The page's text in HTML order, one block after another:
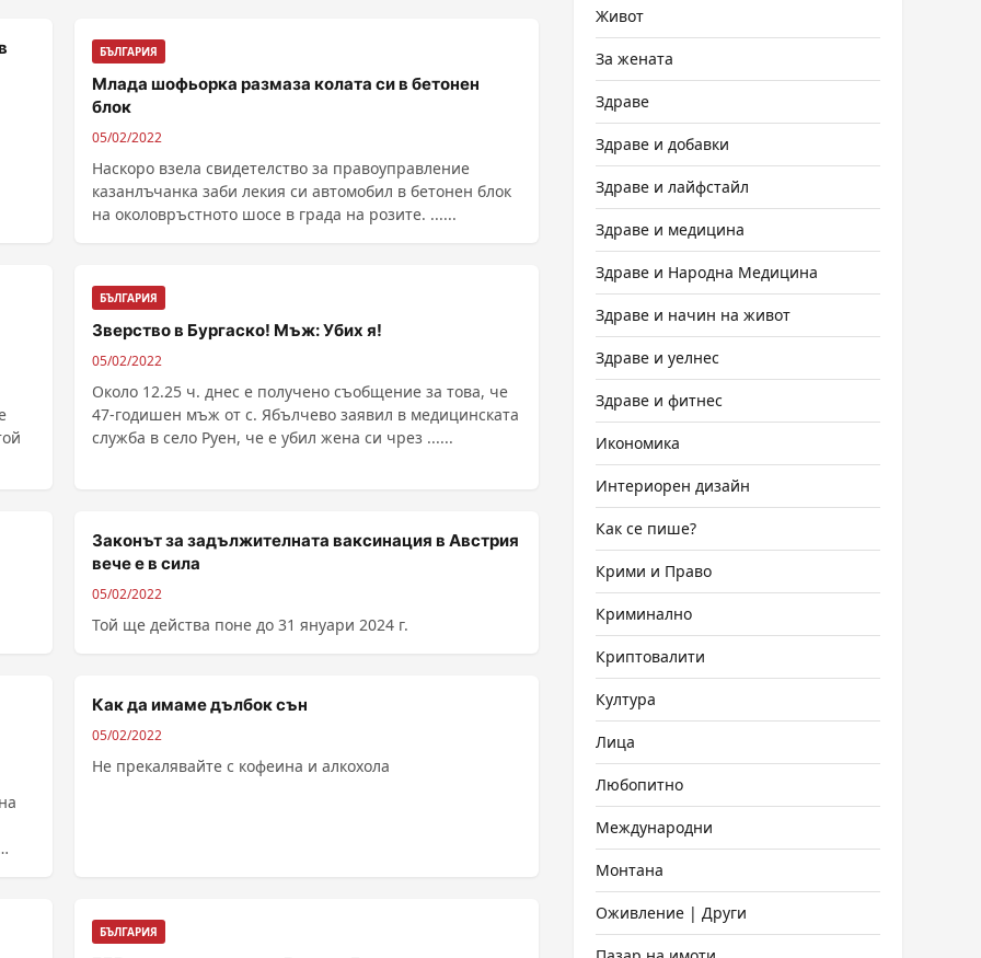
БЪЛГАРИЯ
Млада шофьорка размаза колата си в бетонен
блок
05/02/2022
Наскоро взела свидетелство за правоуправление
казанлъчанка заби лекия си автомобил в бетонен блок
на околовръстното шосе в града на розите. ......
БЪЛГАРИЯ
Зверство в Бургаско! Мъж: Убих я!
05/02/2022
Около 12.25 ч. днес е получено съобщение за това, че
47-годишен мъж от с. Ябълчево заявил в медицинската
служба в село Руен, че е убил жена си чрез ......
Законът за задължителната ваксинация в Австрия
вече е в сила
05/02/2022
Той ще действа поне до 31 януари 2024 г.
Как да имаме дълбок сън
05/02/2022
Не прекалявайте с кофеина и алкохола
БЪЛГАРИЯ
Живот
За жената
Здраве
Здраве и добавки
Здраве и лайфстайл
Здраве и медицина
Здраве и Народна Медицина
Здраве и начин на живот
Здраве и уелнес
Здраве и фитнес
Икономика
Интериорен дизайн
Как се пише?
Крими и Право
Криминално
Криптовалити
Култура
Лица
Любопитно
Международни
Монтана
Оживление | Други